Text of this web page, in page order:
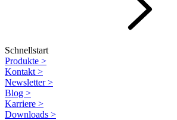
Schnellstart
Produkte >
Kontakt >
Newsletter>
Blog >
Karriere >
Downloads >